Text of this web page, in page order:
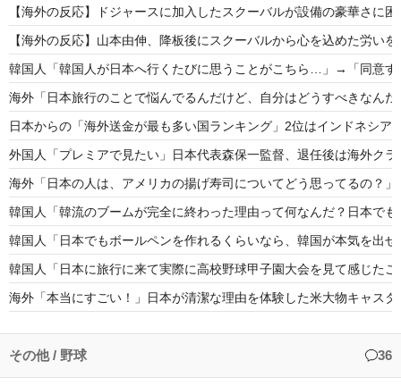
【海外の反応】ドジャースに加入したスクーバルが設備の豪華さに
【海外の反応】山本由伸、降板後にスクーバルから心を込めた労い
韓国人「韓国人が日本へ行くたびに思うことがこちら…」→「同意
海外「日本旅行のことで悩んでるんだけど、自分はどうすべきなん
日本からの「海外送金が最も多い国ランキング」2位はインドネシア
外国人「プレミアで見たい」日本代表森保一監督、退任後は海外ク
海外「日本の人は、アメリカの揚げ寿司についてどう思ってるの？
韓国人「韓流のブームが完全に終わった理由って何なんだ？日本で
韓国人「日本でもボールペンを作れるくらいなら、韓国が本気を出
韓国人「日本に旅行に来て実際に高校野球甲子園大会を見て感じたこ
海外「本当にすごい！」日本が清潔な理由を体験した米大物キャス
「MLBレベルでもかなりのハイライト」甲子園で見られた白樺学園
その他 / 野球 36